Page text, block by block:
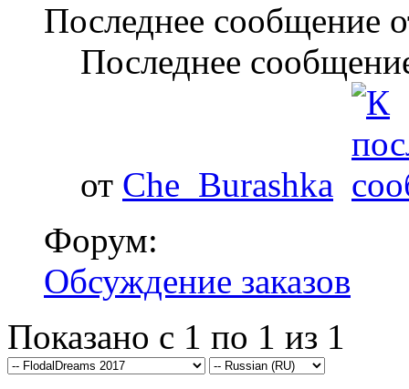
Последнее сообщение
Последнее
от Che_Burashka
Форум:
Обсуждение заказов
Показано с 1 по 1 из 1